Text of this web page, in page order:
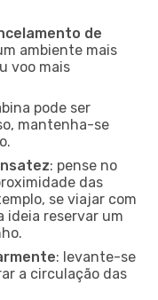
de
ambiente mais
voo mais
pode ser
mantenha-se
: pense no
das
se viajar com
ideia reservar um
: levante-se
a circulação das